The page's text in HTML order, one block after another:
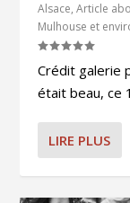
Alsace,Article
Mulhouse et
Crédit galerie
était beau, ce
LIRE PLUS